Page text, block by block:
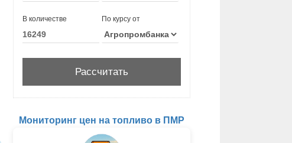
В количестве По курсу от
Мониторинг цен на топливо в ПМР